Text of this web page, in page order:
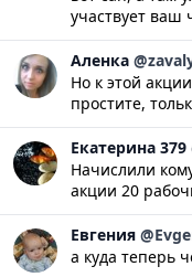
участвует ваш
Аленка
Но к этой
простите,
Екатерина 379
Начислили
акции 20
Евгения
а куда теперь